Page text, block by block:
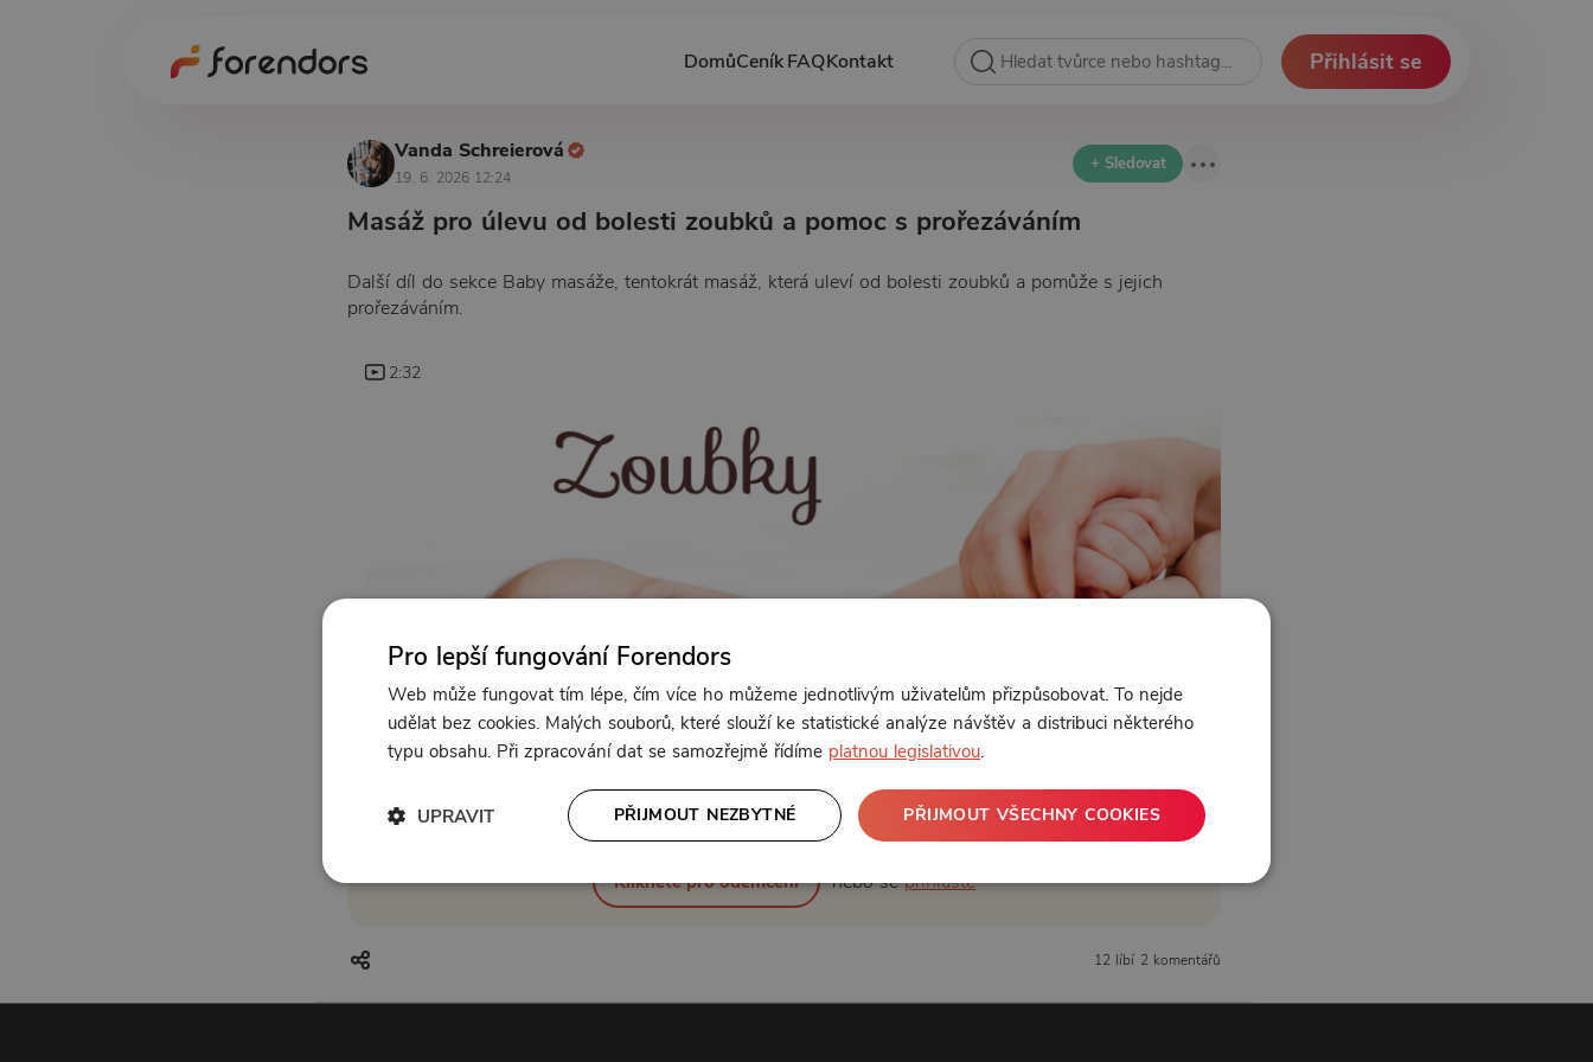
DomůCeníkFAQKontakt Přihlásit se
Vanda Schreierová
19. 6. 2026 12:24
+ Sledovat
Masáž pro úlevu od bolesti zoubků a pomoc s prořezáváním
Další díl do sekce Baby masáže, tentokrát masáž, která uleví od bolesti zoubků a pomůže s jejich
prořezáváním.
2:32
Od 249 Kč měsíčně
Klikněte pro odemčení nebo sepřihlaste
12 líbí 2 komentářů
Pro lepší fungování Forendors
Web může fungovat tím lépe, čím více ho můžeme jednotlivým uživatelům přizpůsobovat. To nejde
udělat bez cookies. Malých souborů, které slouží ke statistické analýze návštěv a distribuci některého
typu obsahu. Při zpracování dat se samozřejmě řídíme platnou legislativou.
PŘIJMOUT VŠECHNY COOKIES
PŘIJMOUT NEZBYTNÉ
UPRAVIT